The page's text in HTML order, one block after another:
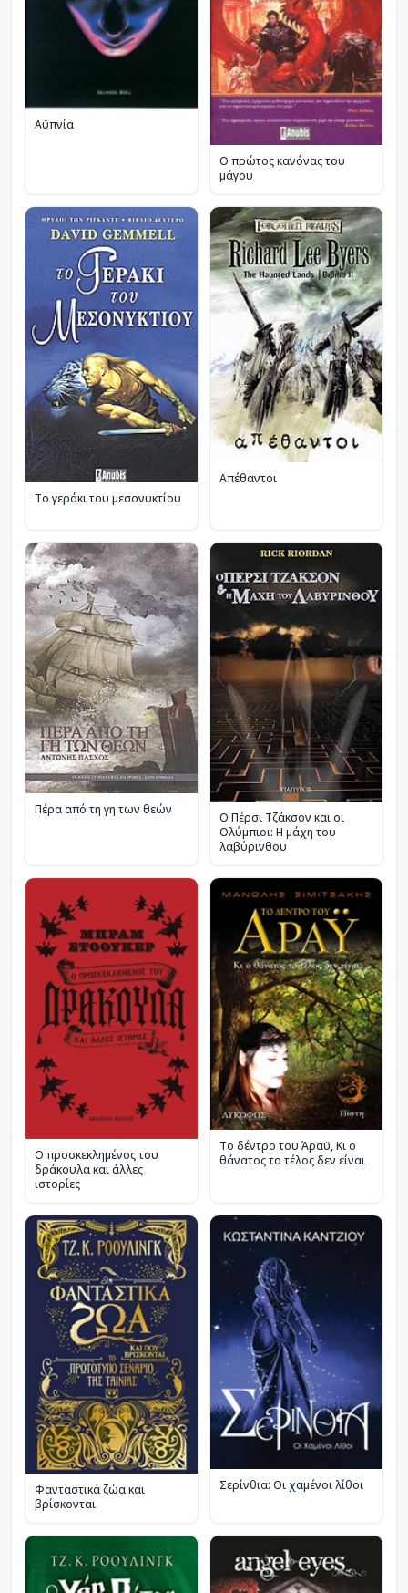
Αϋπνία
Ο πρώτος κανόνας του
μάγου
Το γεράκι του μεσονυκτίου
Απέθαντοι
Πέρα από τη γη των θεών
Ο Πέρσι Τζάκσον και οι
Ολύμπιοι: Η μάχη του
λαβύρινθου
Ο προσκεκλημένος του
δράκουλα και άλλες
ιστορίες
Το δέντρο του Άραϋ, Κι ο
θάνατος το τέλος δεν είναι
Φανταστικά ζώα και
βρίσκονται
Σερίνθια: Οι χαμένοι λίθοι